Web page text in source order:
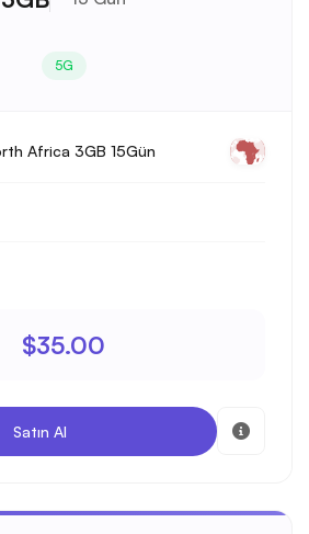
5G
Africa 3GB 15Gün
$35.00
Satın Al